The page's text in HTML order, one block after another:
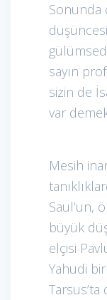
Sonunda
sayın
sizin de
var
Mesih
Saul’un,
büyük
elçisi
Yahudi